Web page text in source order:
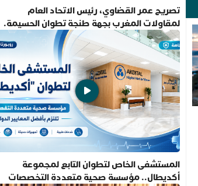
تصريح عمر القضاوي، رئيس الاتحاد العام
لمقاولات المغرب بجهة طنجة تطوان الحسيمة.
المستشفى الخاص لتطوان التابع لمجموعة
أكديطال.. مؤسسة صحية متعددة التخصصات